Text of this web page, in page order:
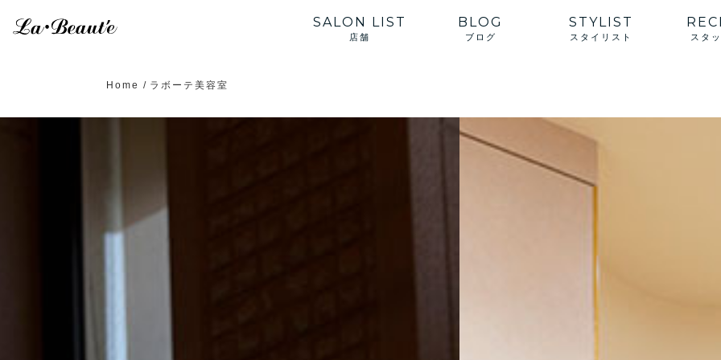
SALON LIST BLOG STYLIST
Home ラボーテ美容室